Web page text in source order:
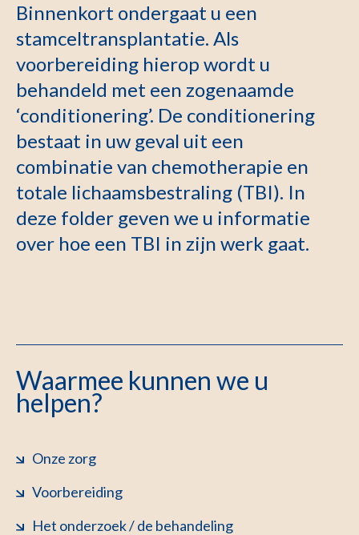
Binnenkort ondergaat u een
stamceltransplantatie. Als
voorbereiding hierop wordt u
behandeld met een zogenaamde
‘conditionering’. De conditionering
bestaat in uw geval uit een
combinatie van chemotherapie en
totale lichaamsbestraling (TBI). In
deze folder geven we u informatie
over hoe een TBI in zijn werk gaat.
Waarmee kunnen we u
helpen?
Onze zorg
Voorbereiding
Het onderzoek / de behandeling